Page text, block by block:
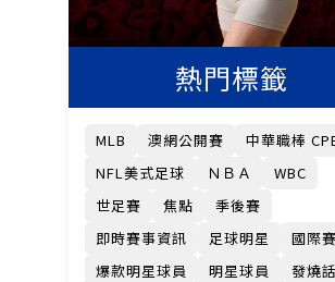
熱門標籤
MLB 澳網公開賽
中華職棒
NFL美式足球
ＮＢＡ
WBC
世足賽
焦點
季後賽
即時賽事資訊
足球明星
國際
爆款明星球員
明星球員 發燒